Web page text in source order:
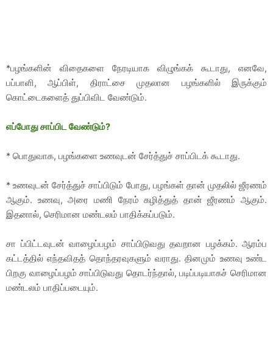
*பழங்களின் விதைகளை நேரடியாக விழுங்கக் கூடாது, எனவே,
பப்பாளி, ஆப்பிள், திராட்சை முதலான பழங்களில் இருக்கும்
கொட்டைகளைத் துப்பிவிட வேண்டும்.
எப்போது சாப்பிட வேண்டும்?
* பொதுவாக, பழங்களை உணவுடன் சேர்த்துச் சாப்பிடக் கூடாது.
* உணவுடன் சேர்த்துச் சாப்பிடும் போது, பழங்கள் தான் முதலில் ஜீரணம்
ஆகும். உணவு, அரை மணி நேரம் கழித்துத் தான் ஜீரணம் ஆகும்.
இதனால், செரிமான மண்டலம் பாதிக்கப்படும்.
சா ப்பிட்டவுடன் வாழைப்பழம் சாப்பிடுவது தவறான பழக்கம். ஆரம்ப
கட்டத்தில் எந்தவிதத் தொந்தரவுகளும் வராது. தினமும் உணவு உண்ட
பிறகு வாழைப்பழம் சாப்பிடுவது தொடர்ந்தால், படிப்படியாகச் செரிமான
மண்டலம் பாதிப்படையும்.